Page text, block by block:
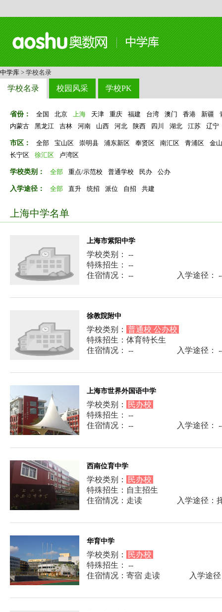
中学库 > 学校名录
学校名录 校园风采 学校PK
省份： 全国 北京 上海 天津 重庆 福建 台湾 澳门 香港 新疆
内蒙古
黑龙江 吉林 河南 山西 河北 陕西 四川 湖北 江苏 辽宁
市区： 全部 宝山区 崇明县 浦东新区 奉贤区 南汇区 青浦区
金
长宁区
徐汇区 卢湾区
学校类别： 全部 重点/示范校 普通学校 民办 公办
入学途径： 全部 直升 统招 派位 自招 共建
上海中学名单
上海市紫阳中学
学校类别： --
特殊招生： --
住宿情况： --
入学途径：
徐教院附中
学校类别： 普通校 公办校
特殊招生：体育特长生
住宿情况： --
入学途径：
上海市世界外国语中学
学校类别：
民办校
特殊招生： --
住宿情况： --
入学途径：
西南位育中学
学校类别：
民办校
特殊招生：自主招生
住宿情况：走读
入学途径：
华育中学
学校类别：
民办校
特殊招生： --
住宿情况：寄宿 走读
入学途